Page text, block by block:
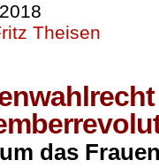
Theisen
das